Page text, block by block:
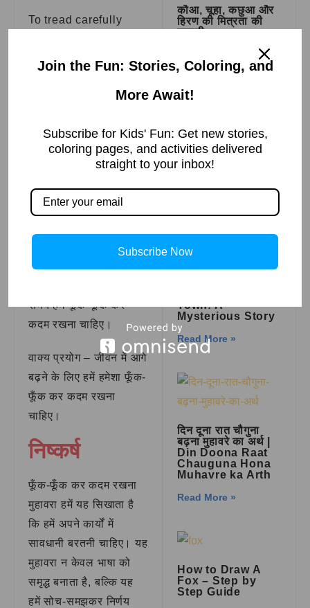
To tread carefully
फूँक-फूँक कर
कदम रखना
वाक्य प्रयोग – जब से उसे
नौकरी में प्रमोशन मिला है,
वह फूँक-फूँक कर कदम रख
रहा है ताकि कोई गलती न
हो।
वाक्य प्रयोग – इस महत्वपूर्ण
समय हमें फूँक-फूँक कर
कदम रखना चाहिए।
वाक्य प्रयोग – जीवन में आगे
बढ़ने के लिए हमें हमेशा फूँक-
फूँक कर कदम रखना
चाहिए।
निष्कर्ष
फूँक-फूँक कर कदम रखना
मुहावरा हमें यह सिखाता है
कि हमें अपने कार्यों में
सावधानी बरतनी चाहिए। यह
मुहावरा न केवल भाषा को
समृद्ध बनाता है, बल्कि यह
हमें सोच-समझकर निर्णय
कौआ, चूहा, कछुआ और
हिरण की मित्रता की
कहानी
Red Cliff Battle:
The Defining
Moment in
Town: A
Mysterious Story
Read More »
दिन दूना रात चौगुना
बढ़ना मुहावरे का अर्थ |
Din Doona Raat
Chauguna Hona
Muhavre ka Arth
Read More »
How to Draw A
Fox – Step by
Step Guide
Join the Fun: Stories, Coloring, and
More Await!
Subscribe for Kids' Fun: Get new stories,
coloring pages, and activities delivered
straight to your inbox!
Subscribe Now